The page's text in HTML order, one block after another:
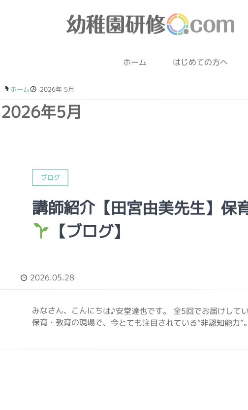
ホーム はじめての方へ
ホーム/ 2026年 5月
2026年5月
ブログ
講師紹介【田宮由美先生】保
【ブログ】
2026.05.28
みなさん、こんにちは♪安堂達也です。 全5回でお届けして
保育・教育の現場で、今とても注目されている“非認知能力